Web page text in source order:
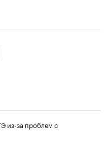
из-за проблем с